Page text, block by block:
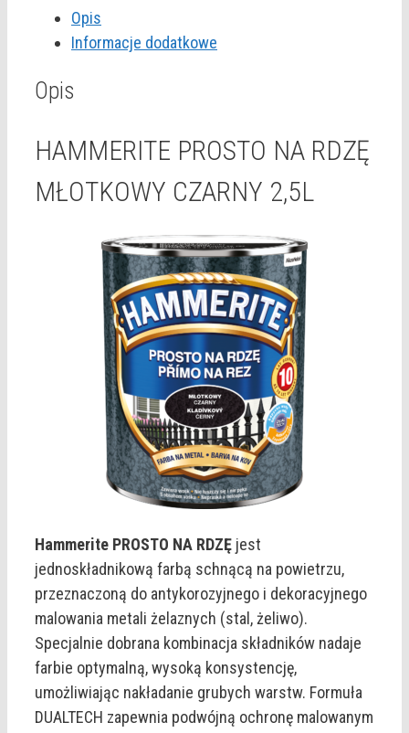
MŁOTKOWY
CZARNY
Opis
Informacje dodatkowe
Opis
HAMMERITE PROSTO NA RDZĘ
MŁOTKOWY CZARNY 2,5L
Hammerite PROSTO NA RDZĘ jest
jednoskładnikową farbą schnącą na powietrzu,
przeznaczoną do antykorozyjnego i dekoracyjnego
malowania metali żelaznych (stal, żeliwo).
Specjalnie dobrana kombinacja składników nadaje
farbie optymalną, wysoką konsystencję,
umożliwiając nakładanie grubych warstw. Formuła
DUALTECH zapewnia podwójną ochronę malowanym